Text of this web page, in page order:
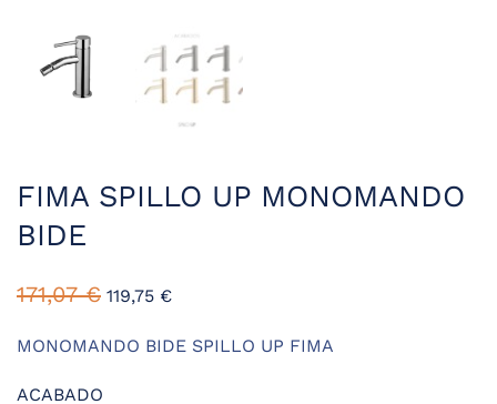
FIMA SPILLO UP MONOMANDO
BIDE
171,07€ 119,75 €
MONOMANDO BIDE SPILLO UP FIMA
ACABADO